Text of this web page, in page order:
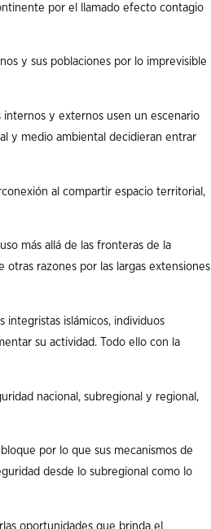
por el llamado efecto contagio
y sus poblaciones por lo imprevisible
internos y externos usen un escenario
y medio ambiental decidieran entrar
al compartir espacio territorial,
más allá de las fronteras de la
otras razones por las largas extensiones
integristas islámicos, individuos
su actividad. Todo ello con la
nacional, subregional y regional,
por lo que sus mecanismos de
desde lo subregional como lo
oportunidades que brinda el